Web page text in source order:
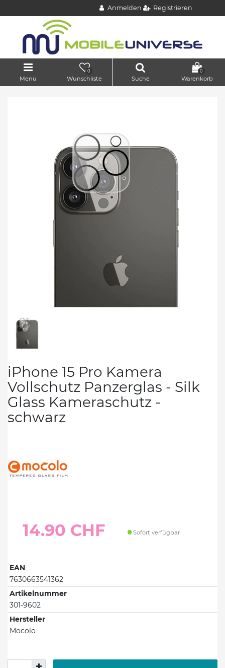
Anmelden Registrieren
Menü
0
Wunschliste Suche
0
Warenkorb
iPhone 15 Pro Kamera
Vollschutz Panzerglas - Silk
Glass Kameraschutz -
schwarz
14.90 CHF Sofort verfügbar
EAN
7630663541362
Artikelnummer
301-9602
Hersteller
Mocolo